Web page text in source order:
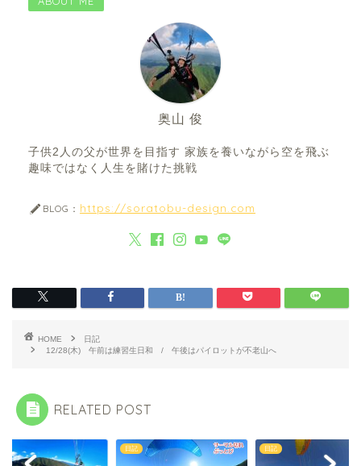
奥山 俊
子供2人の父が世界を目指す 家族を養いながら空を飛ぶ
趣味ではなく人生を賭けた挑戦
BLOG： https://soratobu-design.com
HOME
日記
12/28(木) 午前は練習生日和 / 午後はパイロットが不老山へ
RELATED POST
日記 日記